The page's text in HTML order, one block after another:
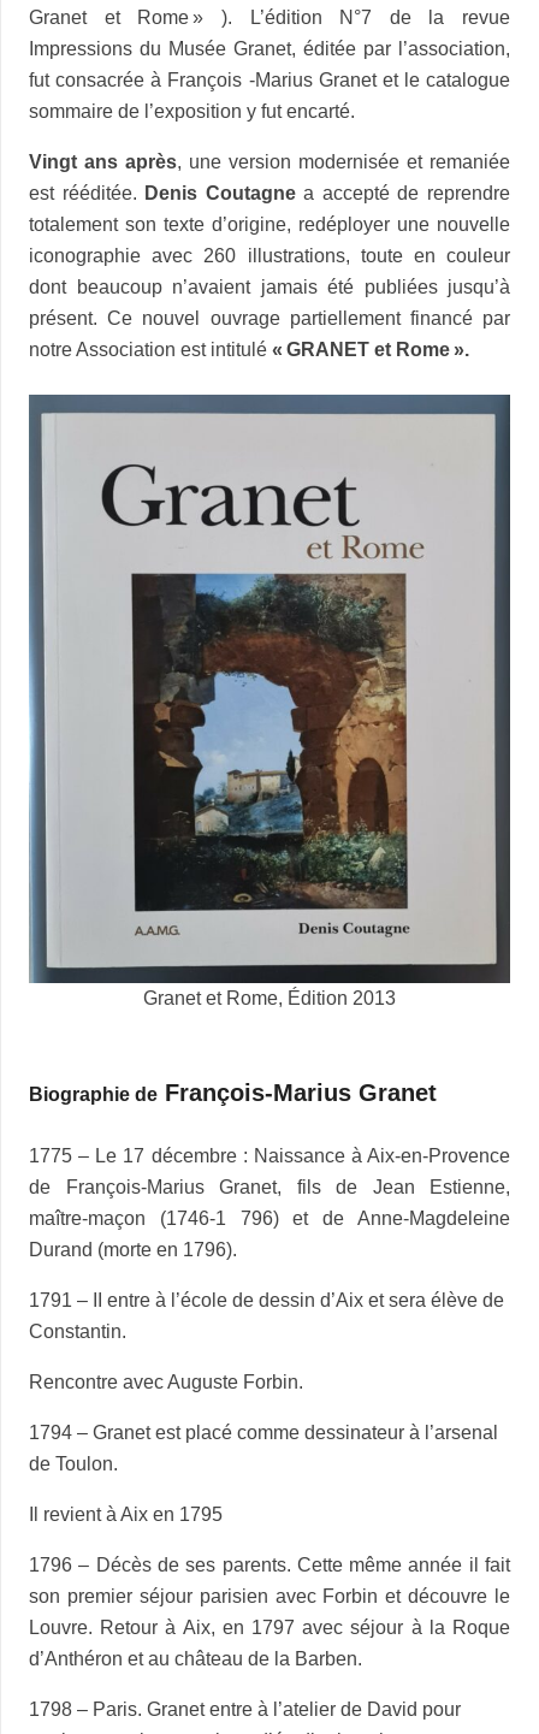
Granet et Rome » ). L’édition N°7 de la revue
Impressions du Musée Granet, éditée par l’association,
fut consacrée à François -Marius Granet et le catalogue
sommaire de l’exposition y fut encarté.
Vingt ans après, une version modernisée et remaniée
est rééditée. Denis Coutagnea accepté de reprendre
totalement son texte d’origine, redéployer une nouvelle
iconographie avec 260 illustrations, toute en couleur
dont beaucoup n’avaient jamais été publiées jusqu’à
présent. Ce nouvel ouvrage partiellement financé par
notre Association est intitulé « GRANET et Rome».
Granet et Rome, Édition 2013
Biographie de François-Marius Granet
1775 – Le 17 décembre : Naissance à Aix-en-Provence
de François-Marius Granet, fils de Jean Estienne,
maître-maçon (1746-1 796) et de Anne-Magdeleine
Durand (morte en 1796).
1791 – II entre à l’école de dessin d’Aix et sera élève de
Constantin.
Rencontre avec Auguste Forbin.
1794 – Granet est placé comme dessinateur à l’arsenal
de Toulon.
Il revient à Aix en 1795
1796 – Décès de ses parents. Cette même année il fait
son premier séjour parisien avec Forbin et découvre le
Louvre. Retour à Aix, en 1797 avec séjour à la Roque
d’Anthéron et au château de la Barben.
1798 – Paris. Granet entre à l’atelier de David pour